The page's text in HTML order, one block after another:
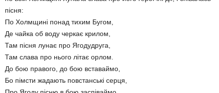
пісня:
По Холмщині понад тихим Бугом,
Де чайка об воду черкає крилом,
Там пісня лунає про Ягодудруга,
Там слава про нього літає орлом.
До бою правого, до бою вставаймо,
Бо пімсти жадають повстанські серця,